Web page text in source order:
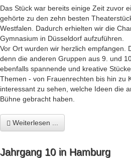
Das Stück war bereits einige Zeit zuvor
gehörte zu den zehn besten
Westfalen. Dadurch erhielten wir die
Gymnasium in Düsseldorf aufzuführen.
Vor Ort wurden wir herzlich empfangen.
denn die anderen Gruppen aus 9. und
ebenfalls spannende und kreative
Themen - von Frauenrechten bis hin zu
interessant zu sehen, welche Ideen die
Bühne gebracht haben.
Weiterlesen ...
Jahrgang 10 in Hamburg